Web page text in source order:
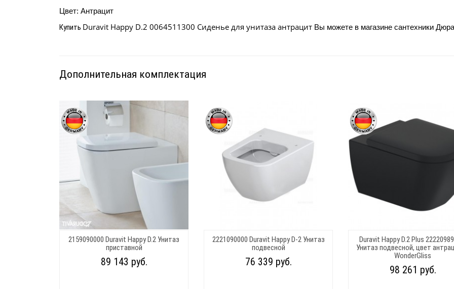
Цвет: Антрацит
Купить Duravit Happy D.2 0064511300 Сиденье для унитаза антрацит Вы можете в магазине сантехники
Дополнительная комплектация
2159090000 Duravit Happy D.2 Унитаз
приставной
89 143 руб.
2221090000 Duravit Happy D-2 Унитаз
подвесной
76 339 руб.
Duravit Happy D.2 Plus
Унитаз подвесной, цвет
WonderGliss
98 261 руб.